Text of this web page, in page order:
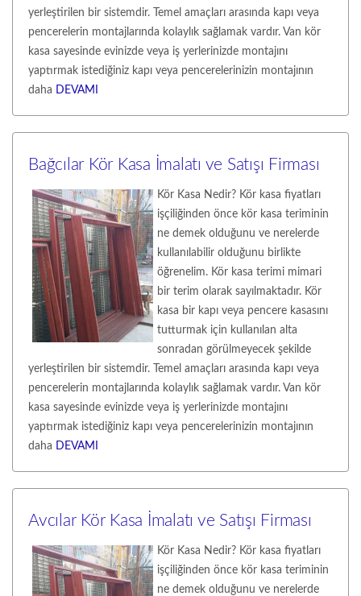
yerleştirilen bir sistemdir. Temel amaçları arasında kapı veya
pencerelerin montajlarında kolaylık sağlamak vardır. Van kör
kasa sayesinde evinizde veya iş yerlerinizde montajını
yaptırmak istediğiniz kapı veya pencerelerinizin montajının
daha DEVAMI
Bağcılar Kör Kasa İmalatı ve Satışı Firması
Kör Kasa Nedir? Kör kasa fiyatları
işçiliğinden önce kör kasa teriminin
ne demek olduğunu ve nerelerde
kullanılabilir olduğunu birlikte
öğrenelim. Kör kasa terimi mimari
bir terim olarak sayılmaktadır. Kör
kasa bir kapı veya pencere kasasını
tutturmak için kullanılan alta
sonradan görülmeyecek şekilde
yerleştirilen bir sistemdir. Temel amaçları arasında kapı veya
pencerelerin montajlarında kolaylık sağlamak vardır. Van kör
kasa sayesinde evinizde veya iş yerlerinizde montajını
yaptırmak istediğiniz kapı veya pencerelerinizin montajının
daha DEVAMI
Avcılar Kör Kasa İmalatı ve Satışı Firması
Kör Kasa Nedir? Kör kasa fiyatları
işçiliğinden önce kör kasa teriminin
ne demek olduğunu ve nerelerde